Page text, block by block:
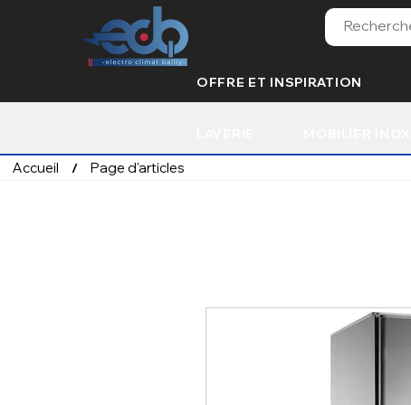
OFFRE ET INSPIRATION
Accueil / Page d'articles